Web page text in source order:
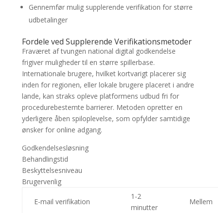
Gennemfør mulig supplerende verifikation for større
udbetalinger
Fordele ved Supplerende Verifikationsmetoder
Fraværet af tvungen national digital godkendelse
frigiver muligheder til en større spillerbase.
Internationale brugere, hvilket kortvarigt placerer sig
inden for regionen, eller lokale brugere placeret i andre
lande, kan straks opleve platformens udbud fri for
procedurebestemte barrierer. Metoden opretter en
yderligere åben spiloplevelse, som opfylder samtidige
ønsker for online adgang.
Godkendelsesløsning
Behandlingstid
Beskyttelsesniveau
Brugervenlig
E-mail verifikation
1-2
minutter
Mellem